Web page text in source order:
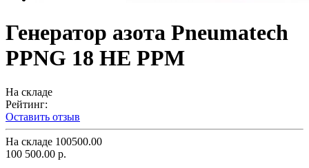
Генератор азота Pneumatech
PPNG 18 HE PPM
На складе
Рейтинг:
Оставить отзыв
На складе 100500.00
100 500.00 р.